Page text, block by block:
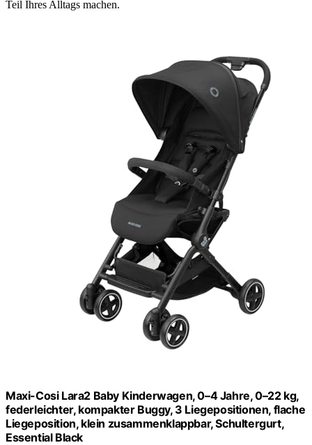
Teil Ihres Alltags machen.
Maxi-Cosi Lara2 Baby Kinderwagen, 0–4 Jahre, 0–22 kg,
federleichter, kompakter Buggy, 3 Liegepositionen, flache
Liegeposition, klein zusammenklappbar, Schultergurt,
Essential Black